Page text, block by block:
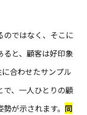
のではなく、そこに
ると、顧客は好印象
合わせたサンプル
で、一人ひとりの顧
が示されます。 同